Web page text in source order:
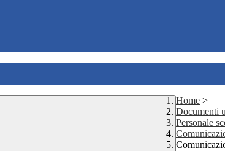
Home >
Documenti
Personale